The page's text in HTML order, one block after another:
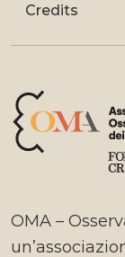
Credits
OMA –